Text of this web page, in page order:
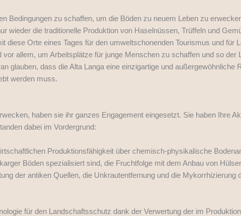
Bedingungen zu schaffen, um die Böden zu neuem Leben zu
wieder die traditionelle Produktion von Haselnüssen, Trüffeln und
diese Orte eines Tages für den umweltschonenden Tourismus und für
allem, um Arbeitsplätze für junge Menschen zu schaffen und so der
glauben, dass die Alta Langa eine einzigartige und außergewöhnliche
werden muss.
haben sie ihr ganzes Engagement eingesetzt. Sie haben Ihre
dabei im Vordergrund:
Produktionsfähigkeit über chemisch-physikalische
Böden spezialisiert sind, die Fruchtfolge mit dem Anbau von
der antiken Quellen, die Unkrautentfernung und die Mykorrhizierung
für den Landschaftsschutz dank der Verwertung der im